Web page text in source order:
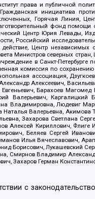
права и публичной
инициатива
Горячая Линия,
фонд
Центр Юрия Левады,
Российский
Центр независимых
Министров северных стран,
в Санкт-Петербурге
комиссия по
ассоциация,
Алексеевич,
Барахоев
Валерьевич, Каргалицкий
Владимировна, Людевиг
Валерьевна, Акимова
Захарова Светлана
Алексей Кириллович, Флиге
Беляев Сергей
Илья Вячеславович,
Борисович, Лукашевский
Смирнов Владимир
Захаров Герман
с